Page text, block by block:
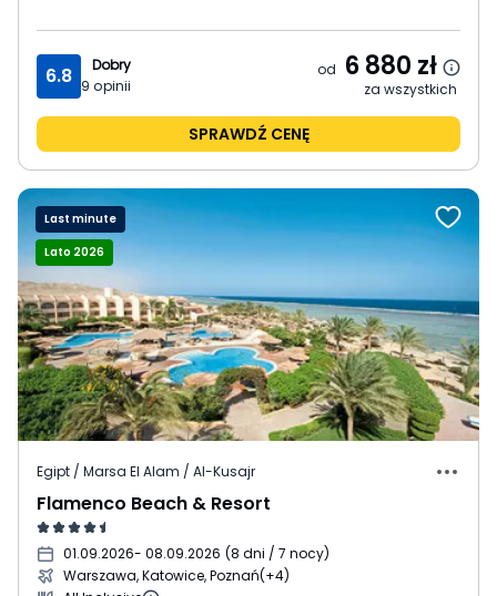
6.8
Dobry
9 opinii
od 6 880 zł
za wszystkich
SPRAWDŹ CENĘ
Last minute
Lato 2026
Egipt / Marsa El Alam / Al-Kusajr
Flamenco Beach & Resort
01.09.2026- 08.09.2026 (8 dni / 7 nocy)
Warszawa, Katowice, Poznań(+4)